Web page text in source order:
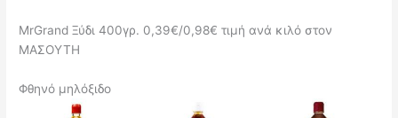
MrGrand Ξύδι 400γρ. 0,39€/0,98€ τιμή ανά κιλό στον
ΜΑΣΟΥΤΗ
Φθηνό μηλόξιδο